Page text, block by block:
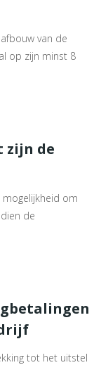
van de
op zijn minst 8
zijn de
om
de
tot het uitstel